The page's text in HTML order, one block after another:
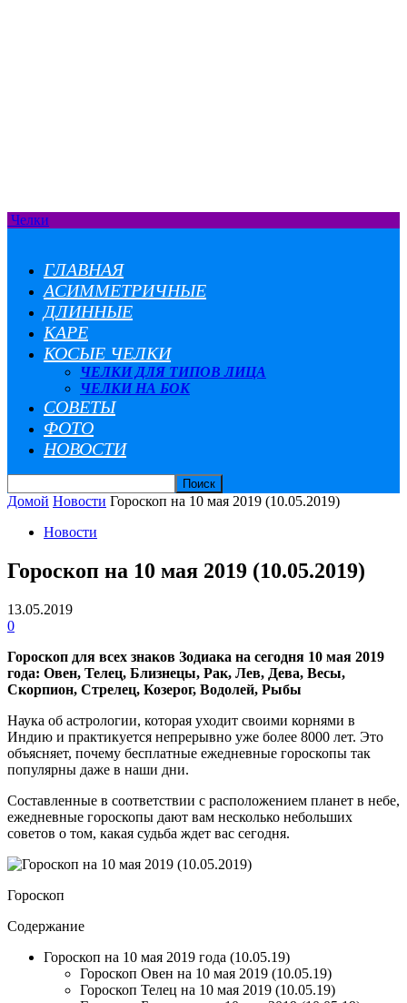
Челки
ГЛАВНАЯ
АСИММЕТРИЧНЫЕ
ДЛИННЫЕ
КАРЕ
КОСЫЕ ЧЕЛКИ
ЧЕЛКИ ДЛЯ ТИПОВ ЛИЦА
ЧЕЛКИ НА БОК
СОВЕТЫ
ФОТО
НОВОСТИ
Домой Новости Гороскоп на 10 мая 2019 (10.05.2019)
Новости
Гороскоп на 10 мая 2019 (10.05.2019)
13.05.2019
0
Гороскоп для всех знаков Зодиака на сегодня 10 мая 2019
года: Овен, Телец, Близнецы, Рак, Лев, Дева, Весы,
Скорпион, Стрелец, Козерог, Водолей, Рыбы
Наука об астрологии, которая уходит своими корнями в
Индию и практикуется непрерывно уже более 8000 лет. Это
объясняет, почему бесплатные ежедневные гороскопы так
популярны даже в наши дни.
Составленные в соответствии с расположением планет в небе,
ежедневные гороскопы дают вам несколько небольших
советов о том, какая судьба ждет вас сегодня.
Гороскоп
Содержание
Гороскоп на 10 мая 2019 года (10.05.19)
Гороскоп Овен на 10 мая 2019 (10.05.19)
Гороскоп Телец на 10 мая 2019 (10.05.19)